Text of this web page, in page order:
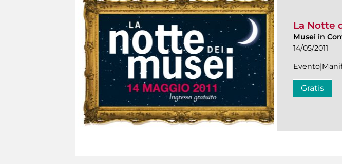
La Notte
Musei in
14/05/2011
Gratis